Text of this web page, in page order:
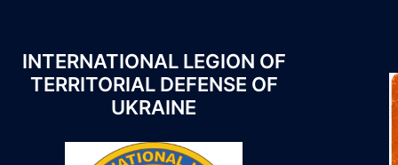
INTERNATIONAL LEGION OF
TERRITORIAL DEFENSE OF
UKRAINE